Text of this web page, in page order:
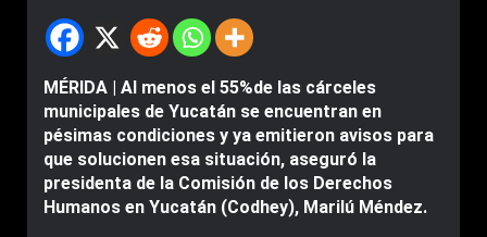
MÉRIDA | Al menos el 55%de las cárceles
municipales de Yucatán se encuentran en
pésimas condiciones y ya emitieron avisos para
que solucionen esa situación, aseguró la
presidenta de la Comisión de los Derechos
Humanos en Yucatán (Codhey), Marilú Méndez.